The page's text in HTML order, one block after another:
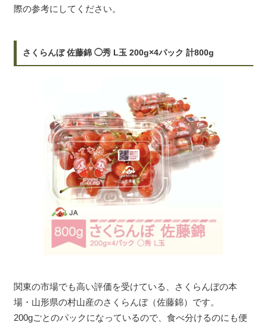
際の参考にしてください。
さくらんぼ 佐藤錦 ◯秀 L玉 200g×4パック 計800g
関東の市場でも高い評価を受けている、さくらんぼの本
場・山形県の村山産のさくらんぼ（佐藤錦）です。
200gごとのパックになっているので、食べ分けるのにも便